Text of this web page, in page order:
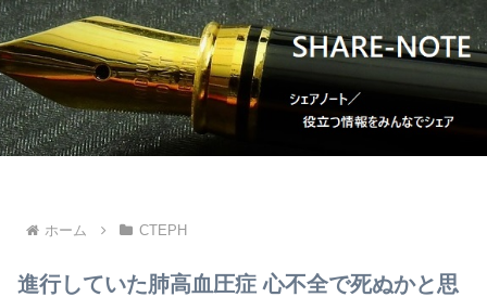
ホーム CTEPH
進行していた肺高血圧症 心不全で死ぬかと思